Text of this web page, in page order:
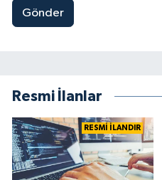
Gönder
Resmi İlanlar
RESMİ İLANDIR